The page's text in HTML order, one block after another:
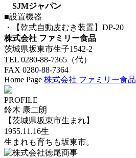
SJMジャパン
■設置機器
・【乾式自動皮むき装置】DP-20
株式会社 ファミリー食品
茨城県坂東市生子1542-2
TEL 0280-88-7365（代）
FAX 0280-88-7364
Home Page 株式会社 ファミリー食品
PROFILE
鈴木 康二朗
【茨城県坂東市生まれ】
1955.11.16生
生まれも育ちも坂東市。